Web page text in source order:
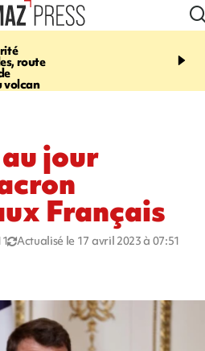
route
volcan
08:26
rencontre d'un géant
jour
Français
Actualisé le 17 avril 2023 à 07:51